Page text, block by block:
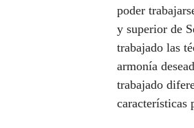
poder
y superior de
trabajado las
armonía
trabajado
características